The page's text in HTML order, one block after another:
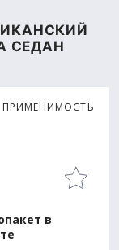
СЕДАН
ПРИМЕНИМОСТЬ
человек
в